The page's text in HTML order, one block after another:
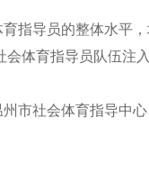
指导员的整体水平
体育指导员队伍注
市社会体育指导中